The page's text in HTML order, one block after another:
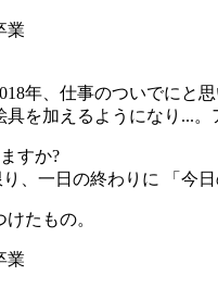
業
年、仕事のついでにと
を加えるようになり...
すか?
、一日の終わりに 「今
たもの。
業